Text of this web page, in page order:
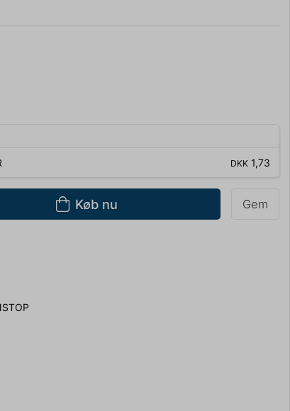
DKK 1,73
Køb nu Gem